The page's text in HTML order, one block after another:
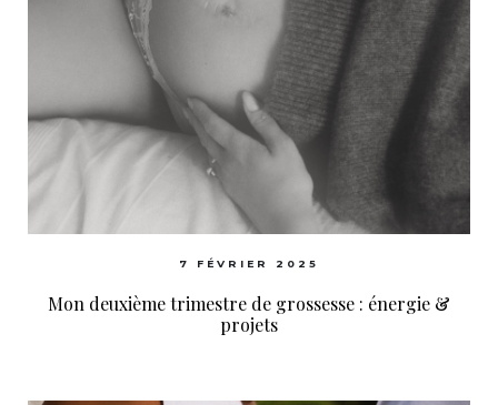
7 FÉVRIER 2025
Mon deuxième trimestre de grossesse : énergie &
projets